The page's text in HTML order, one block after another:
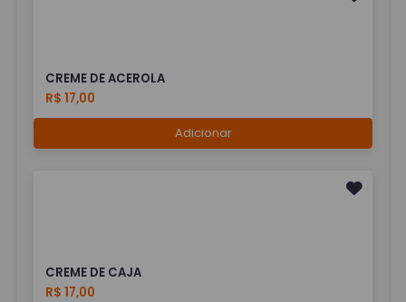
CREME DE ACEROLA
R$ 17,00
Adicionar
CREME DE CAJA
R$ 17,00